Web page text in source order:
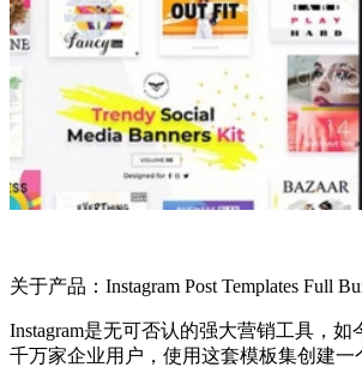
关于产品：Instagram Post Templates Full
Instagram是无可否认的强大营销工具，
千万家企业用户，使用这套模板集创建一